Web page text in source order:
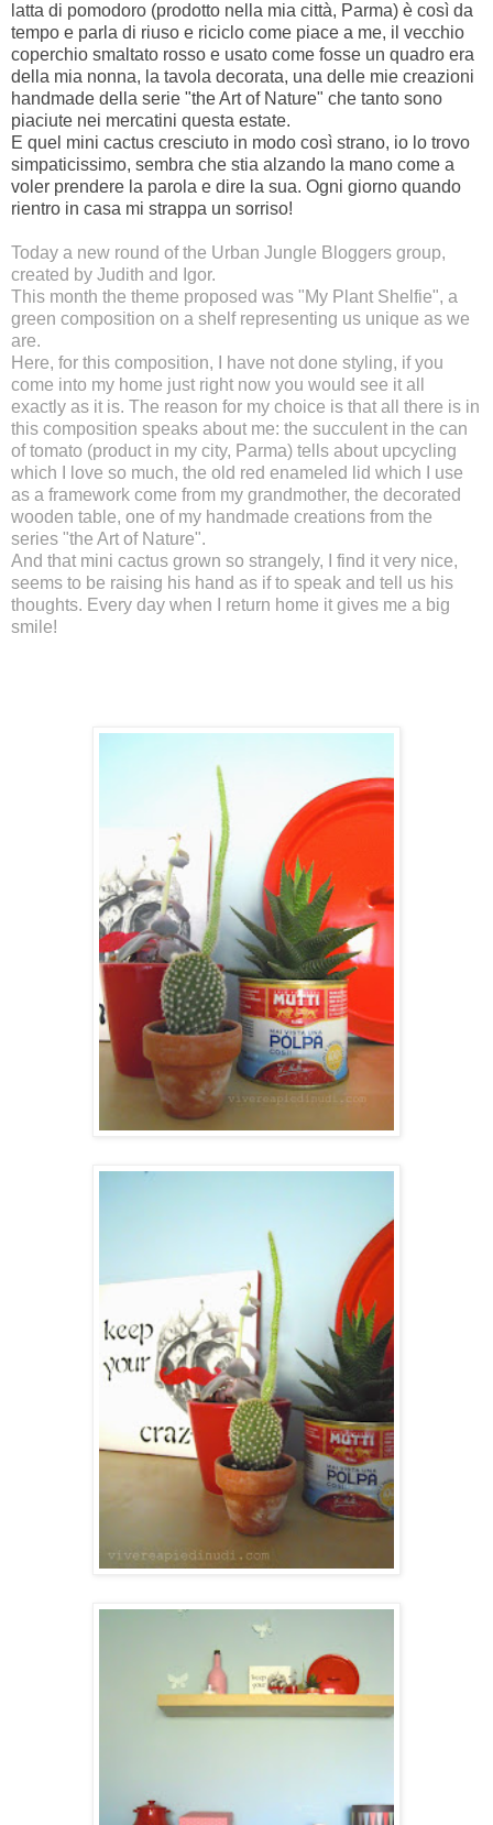
latta di pomodoro (prodotto nella mia città, Parma) è così da
tempo e parla di riuso e riciclo come piace a me, il vecchio
coperchio smaltato rosso e usato come fosse un quadro era
della mia nonna, la tavola decorata, una delle mie creazioni
handmade della serie "the Art of Nature" che tanto sono
piaciute nei mercatini questa estate.
E quel mini cactus cresciuto in modo così strano, io lo trovo
simpaticissimo, sembra che stia alzando la mano come a
voler prendere la parola e dire la sua. Ogni giorno quando
rientro in casa mi strappa un sorriso!
Today a new round of the Urban Jungle Bloggers group,
created by Judith and Igor.
This month the theme proposed was "My Plant Shelfie", a
green composition on a shelfrepresenting us unique as we
are.
Here, for this composition, I have not done styling, if you
come into my home just right now you would see it all
exactly as it is. The reason for my choice is that all there is in
this composition speaks about me: the succulent in the can
of tomato (product in my city, Parma) tells about upcycling
which I love so much, the old red enameled lid which I use
as a framework come from my grandmother, the decorated
wooden table, one of my handmade creations from the
series "the Art of Nature".
And that mini cactus grown so strangely, I find it very nice,
seems to be raising his hand as if to speak and tell us his
thoughts. Every day when return home it gives me a big
smile!